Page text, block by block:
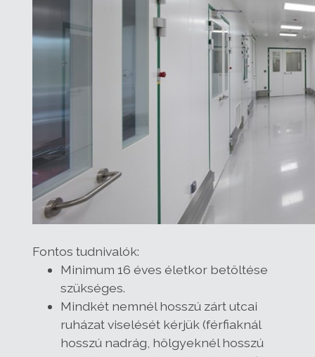
Fontos tudnivalók:
Minimum 16 éves életkor betöltése
szükséges.
Mindkét nemnél hosszú zárt utcai
ruházat viselését kérjük (férfiaknál
hosszú nadrág, hölgyeknél hosszú